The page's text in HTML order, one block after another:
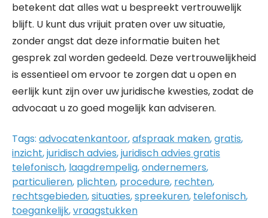
betekent dat alles wat u bespreekt vertrouwelijk
blijft. U kunt dus vrijuit praten over uw situatie,
zonder angst dat deze informatie buiten het
gesprek zal worden gedeeld. Deze vertrouwelijkheid
is essentieel om ervoor te zorgen dat u open en
eerlijk kunt zijn over uw juridische kwesties, zodat de
advocaat u zo goed mogelijk kan adviseren.
Tags: advocatenkantoor,afspraak maken,gratis,
inzicht,juridisch advies,juridisch advies gratis
telefonisch, laagdrempelig,ondernemers,
particulieren, plichten, procedure, rechten,
rechtsgebieden,situaties,spreekuren, telefonisch,
toegankelijk,vraagstukken